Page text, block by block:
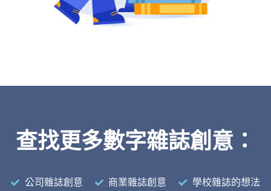
查找更多數字雜誌創意：
公司雜誌創意 商業雜誌創意
學校雜誌的想法